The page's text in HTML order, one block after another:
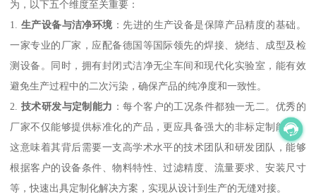
为，以下五个维度至关重要：
1. 生产设备与洁净环境 ：先进的生产设备是保障产品精度的基础。
一家专业的厂家，应配备德国等国际领先的焊接、烧结、成型及检
测设备。同时，拥有封闭式洁净无尘车间和现代化实验室，能有效
避免生产过程中的二次污染，确保产品的纯净度和一致性。
2. 技术研发与定制能力 ：每个客户的工况条件都独一无二。优秀的
厂家不仅能够提供标准化的产品，更应具备强大的非标定制能力。
这意味着其背后需要一支高学术水平的技术团队和研发团队，能够
根据客户的设备条件、物料特性、过滤精度、流量要求、安装尺寸
等，快速出具定制化解决方案，实现从设计到生产的无缝对接。